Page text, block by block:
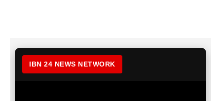
IBN 24 NEWS NETWORK